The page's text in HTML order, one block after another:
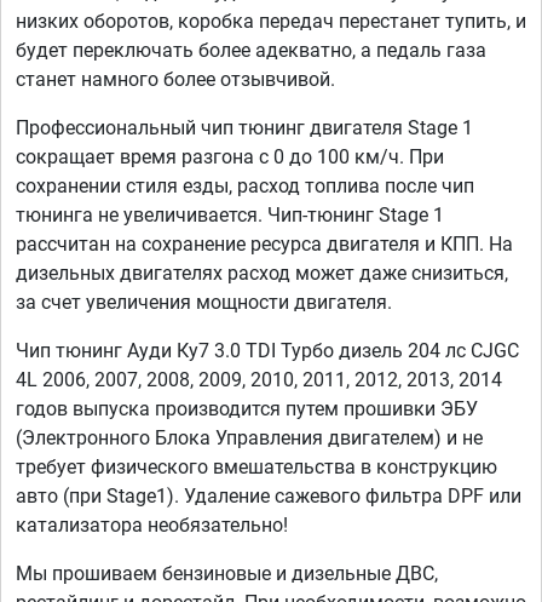
низких оборотов, коробка передач перестанет тупить, и
будет переключать более адекватно, а педаль газа
станет намного более отзывчивой.
Профессиональный чип тюнинг двигателя Stage 1
сокращает время разгона с 0 до 100 км/ч. При
сохранении стиля езды, расход топлива после чип
тюнинга не увеличивается. Чип-тюнинг Stage 1
рассчитан на сохранение ресурса двигателя и КПП. На
дизельных двигателях расход может даже снизиться,
за счет увеличения мощности двигателя.
Чип тюнинг Ауди Ку7 3.0 TDI Турбо дизель 204 лс CJGC
4L 2006, 2007, 2008, 2009, 2010, 2011, 2012, 2013, 2014
годов выпуска производится путем прошивки ЭБУ
(Электронного Блока Управления двигателем) и не
требует физического вмешательства в конструкцию
авто (при Stage1). Удаление сажевого фильтра DPF или
катализатора необязательно!
Мы прошиваем бензиновые и дизельные ДВС,